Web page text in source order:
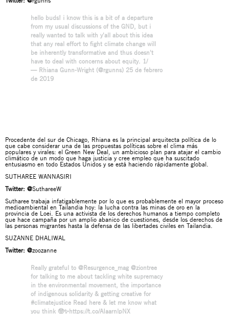
hello buds! i know this is a bit of a departure
from my usual discussions of the GND, but i
really wanted to talk with y'all about this idea
that any real effort to fight climate change will
be inherently transformative and thus doesn't
have to deal with concerns about equity. 1/
— Rhiana Gunn-Wright (@rgunns) 25 de febrero
de 2019
Procedente del sur de Chicago, Rhiana es la principal arquitecta política de lo
que cabe considerar una de las propuestas políticas sobre el clima más
populares y virales: el Green New Deal , un ambicioso plan para atajar el cambio
climático de un modo que haga justicia y cree empleo que ha suscitado
entusiasmo en todo Estados Unidos y se está haciendo rápidamente global.
SUTHAREE WANNASIRI
Twitter: @SuthareeW
Sutharee trabaja infatigablemente por lo que es probablemente el mayor proceso
medioambiental en Tailandia hoy: la lucha contra las minas de oro en la
provincia de Loei. Es una activista de los derechos humanos a tiempo completo
que hace campaña por un amplio abanico de cuestiones, desde los derechos de
las personas migrantes hasta la defensa de las libertades civiles en Tailandia.
SUZANNE DHALIWAL
Twitter: @zoozanne
Really grateful to @Resurgence_mag @ziontree
for talking to me about tackling white supremacy
in the environmental movement, the importance
of indigenous solidarity & getting creative for
#climatejustice Read here & let me know what
you think 🤓✨https://t.co/AIaarnlpNX